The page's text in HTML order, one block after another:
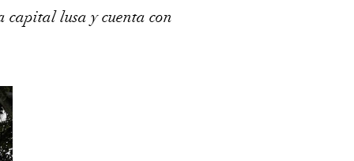
capital lusa y cuenta con